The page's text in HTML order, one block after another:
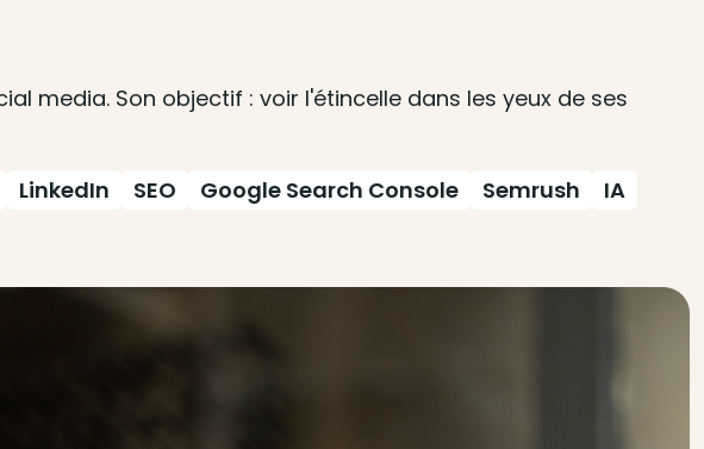
media. Son objectif : voir l'étincelle dans les yeux de ses
LinkedIn SEO Google Search Console Semrush
IA